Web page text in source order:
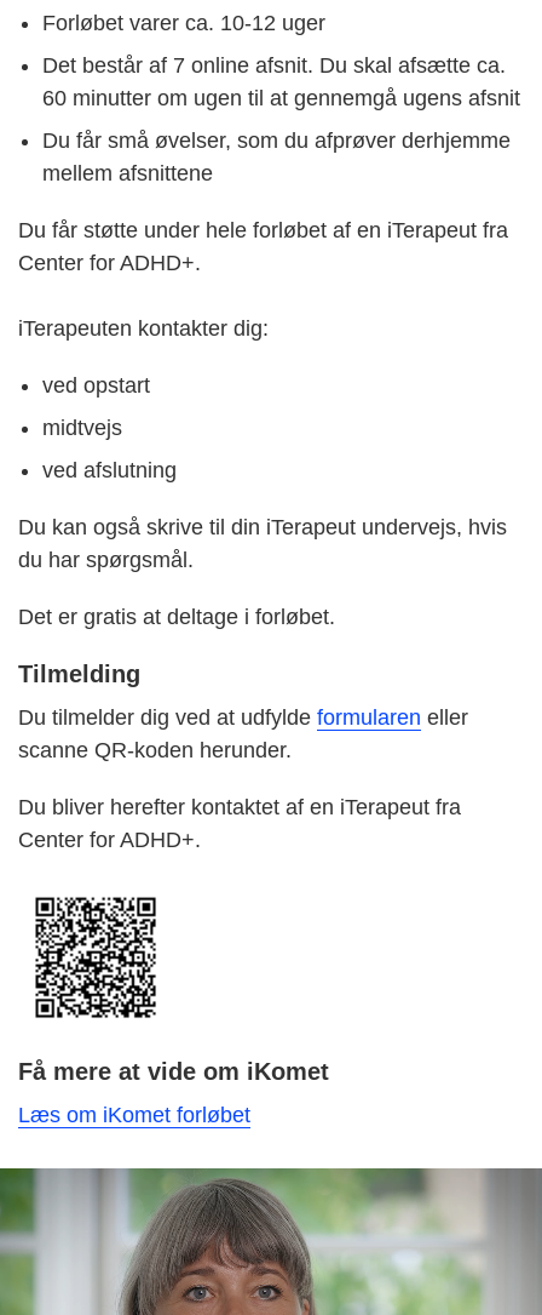
Forløbet varer ca. 10-12 uger
Det består af 7 online afsnit. Du skal afsætte ca.
60 minutter om ugen til at gennemgå ugens afsnit
Du får små øvelser, som du afprøver derhjemme
mellem afsnittene
Du får støtte under hele forløbet af en iTerapeut fra
Center for ADHD+.
iTerapeuten kontakter dig:
ved opstart
midtvejs
ved afslutning
Du kan også skrive til din iTerapeut undervejs, hvis
du har spørgsmål.
Det er gratis at deltage i forløbet.
Tilmelding
Du tilmelder dig ved at udfylde formularen eller
scanne QR-koden herunder.
Du bliver herefter kontaktet af en iTerapeut fra
Center for ADHD+.
Få mere at vide om iKomet
Læs om iKomet forløbet